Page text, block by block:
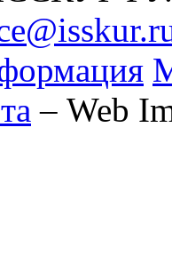
– Web